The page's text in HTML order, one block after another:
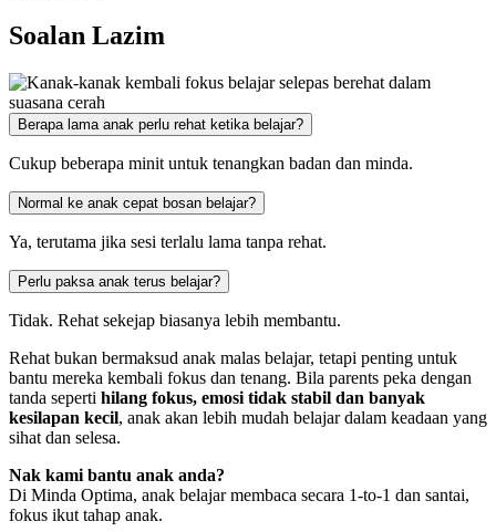
Soalan Lazim
Berapa lama anak perlu rehat ketika belajar?
Cukup beberapa minit untuk tenangkan badan dan minda.
Normal ke anak cepat bosan belajar?
Ya, terutama jika sesi terlalu lama tanpa rehat.
Perlu paksa anak terus belajar?
Tidak. Rehat sekejap biasanya lebih membantu.
Rehat bukan bermaksud anak malas belajar, tetapi penting untuk
bantu mereka kembali fokus dan tenang. Bila parents peka dengan
tanda seperti hilang fokus, emosi tidak stabil dan banyak
kesilapan kecil, anak akan lebih mudah belajar dalam keadaan yang
sihat dan selesa.
Nak kami bantu anak anda?
Di Minda Optima, anak belajar membaca secara 1-to-1 dan santai,
fokus ikut tahap anak.